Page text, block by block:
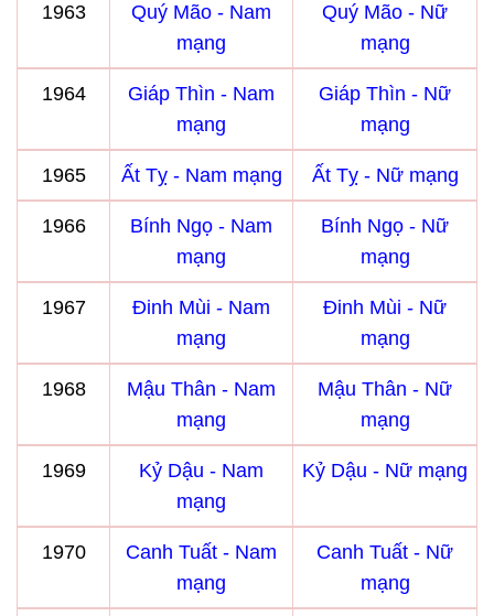
1963
Quý Mão - Nam
mạng
Quý Mão - Nữ
mạng
1964
Giáp Thìn - Nam
mạng
Giáp Thìn - Nữ
mạng
1965 Ất Tỵ - Nam mạng Ất Tỵ - Nữ mạng
1966
Bính Ngọ - Nam
mạng
Bính Ngọ - Nữ
mạng
1967
Đinh Mùi - Nam
mạng
Đinh Mùi - Nữ
mạng
1968
Mậu Thân - Nam
mạng
Mậu Thân - Nữ
mạng
1969
Kỷ Dậu - Nam
mạng
Kỷ Dậu - Nữ mạng
1970
Canh Tuất - Nam
mạng
Canh Tuất - Nữ
mạng